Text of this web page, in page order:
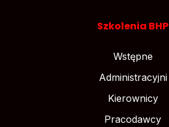
Szkolenia BHP
Wstępne
Administracyjni
Kierownicy
Pracodawcy